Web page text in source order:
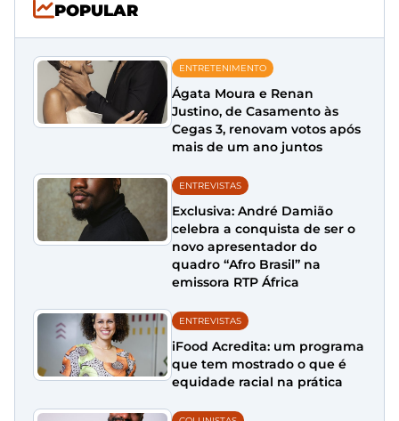
POPULAR
ENTRETENIMENTO
Ágata Moura e Renan
Justino, de Casamento às
Cegas 3, renovam votos após
mais de um ano juntos
ENTREVISTAS
Exclusiva: André Damião
celebra a conquista de ser o
novo apresentador do
quadro “Afro Brasil” na
emissora RTP África
ENTREVISTAS
iFood Acredita: um programa
que tem mostrado o que é
equidade racial na prática